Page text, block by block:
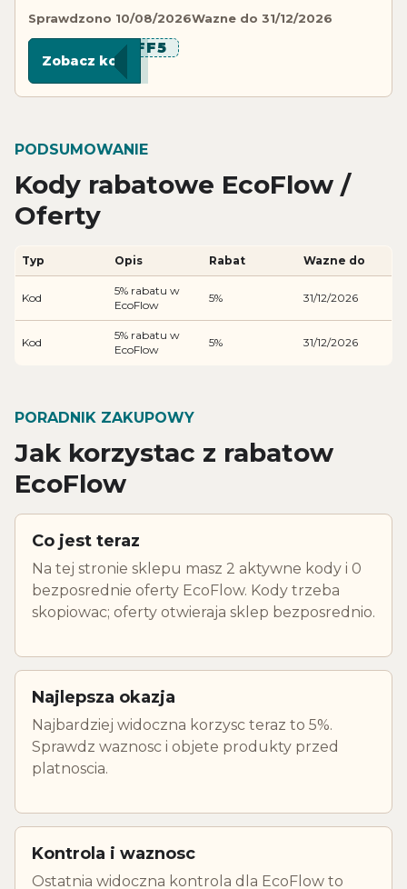
Sprawdzono 10/08/2026Wazne do 31/12/2026
*****FF5
Zobacz kod
PODSUMOWANIE
Kody rabatowe EcoFlow /
Oferty
Typ Opis Rabat Wazne do
Kod
5% rabatu w
EcoFlow
5% 31/12/2026
Kod
5% rabatu w
EcoFlow
5% 31/12/2026
PORADNIK ZAKUPOWY
Jak korzystac z rabatow
EcoFlow
Co jest teraz
Na tej stronie sklepu masz 2 aktywne kody i 0
bezposrednie oferty EcoFlow. Kody trzeba
skopiowac; oferty otwieraja sklep bezposrednio.
Najlepsza okazja
Najbardziej widoczna korzysc teraz to 5%.
Sprawdz waznosc i objete produkty przed
platnoscia.
Kontrola i waznosc
Ostatnia widoczna kontrola dla EcoFlow to